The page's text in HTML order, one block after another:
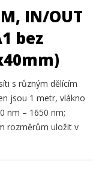
IN/OUT
bez
s různým dělícím
jsou 1 metr, vlákno
nm – 1650 nm;
rozměrům uložit v